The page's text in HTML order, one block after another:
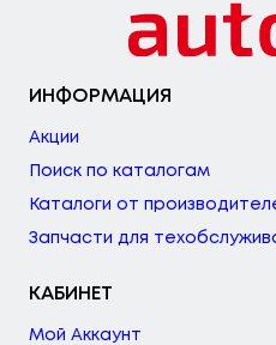
ИНФОРМАЦИЯ
Акции
Поиск по каталогам
Каталоги от
Запчасти для
КАБИНЕТ
Мой Аккаунт